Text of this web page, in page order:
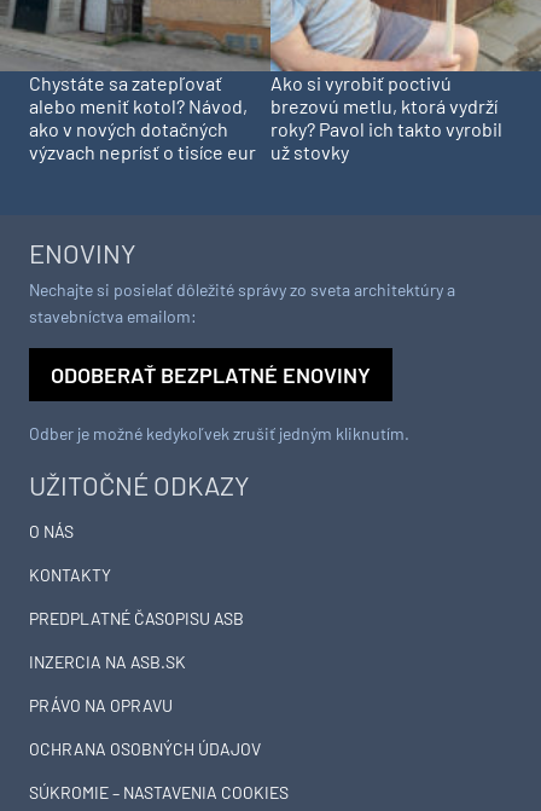
Chystáte sa zatepľovať
alebo meniť kotol? Návod,
ako v nových dotačných
výzvach neprísť o tisíce eur
Ako si vyrobiť poctivú
brezovú metlu, ktorá vydrží
roky? Pavol ich takto vyrobil
už stovky
UŽITOČNÉ ODKAZY
O NÁS
KONTAKTY
PREDPLATNÉ ČASOPISU ASB
INZERCIA NA ASB.SK
PRÁVO NA OPRAVU
OCHRANA OSOBNÝCH ÚDAJOV
SÚKROMIE – NASTAVENIA COOKIES
ENOVINY
Nechajte si posielať dôležité správy zo sveta architektúry a
stavebníctva emailom:
ODOBERAŤ BEZPLATNÉ ENOVINY
Odber je možné kedykoľvek zrušiť jedným kliknutím.